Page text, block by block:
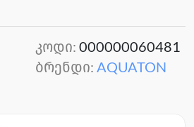
კოდი: 000000060481
ბრენდი: AQUATON